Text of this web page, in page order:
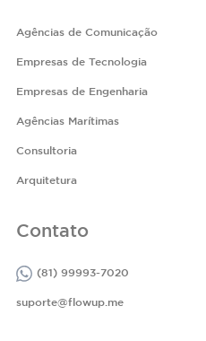
Agências de Comunicação
Empresas de Tecnologia
Empresas de Engenharia
Agências Marítimas
Consultoria
Arquitetura
Contato
(81) 99993-7020
suporte@flowup.me